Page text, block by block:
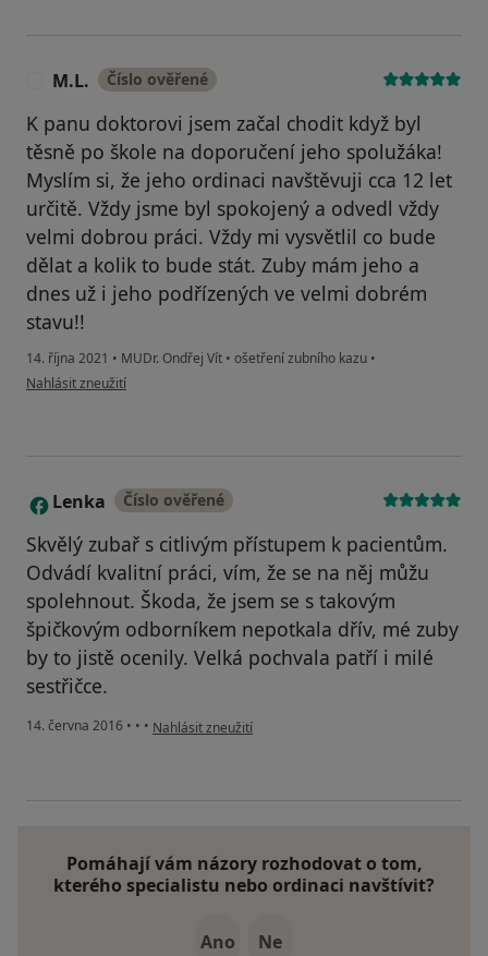
M.L. Číslo ověřené
K panu doktorovi jsem začal chodit když byl
těsně po škole na doporučení jeho spolužáka!
Myslím si, že jeho ordinaci navštěvuji cca 12 let
určitě. Vždy jsme byl spokojený a odvedl vždy
velmi dobrou práci. Vždy mi vysvětlil co bude
dělat a kolik to bude stát. Zuby mám jeho a
dnes už i jeho podřízených ve velmi dobrém
stavu!!
14. října 2021 • MUDr. Ondřej Vít • ošetření zubního kazu •
podle názoru uživatele M.L.
Nahlásit zneužití
L Lenka Číslo ověřené
Skvělý zubař s citlivým přístupem k pacientům.
Odvádí kvalitní práci, vím, že se na něj můžu
spolehnout. Škoda, že jsem se s takovým
špičkovým odborníkem nepotkala dřív, mé zuby
by to jistě ocenily. Velká pochvala patří i milé
sestřičce.
14. června 2016 • • • podle názoru uživatele Lenka
Nahlásit zneužití
Pomáhají vám názory rozhodovat o tom,
kterého specialistu nebo ordinaci navštívit?
Ano Ne